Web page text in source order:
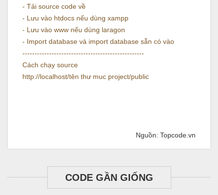
- Tải source code về
- Lưu vào htdocs nếu dùng xampp
- Lưu vào www nếu dùng laragon
- Import database và import database sẵn có vào
--------------------------------------------------
Cách chạy source
http://localhost/tên thư muc project/public
Nguồn: Topcode.vn
CODE GẦN GIỐNG